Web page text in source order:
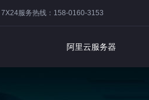
7X24服务热线：158-0160-3153
阿里云服务器